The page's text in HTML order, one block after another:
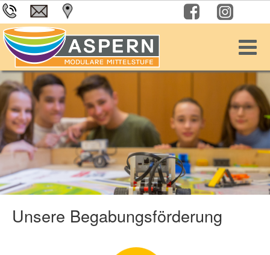
Unsere Begabungsförderung